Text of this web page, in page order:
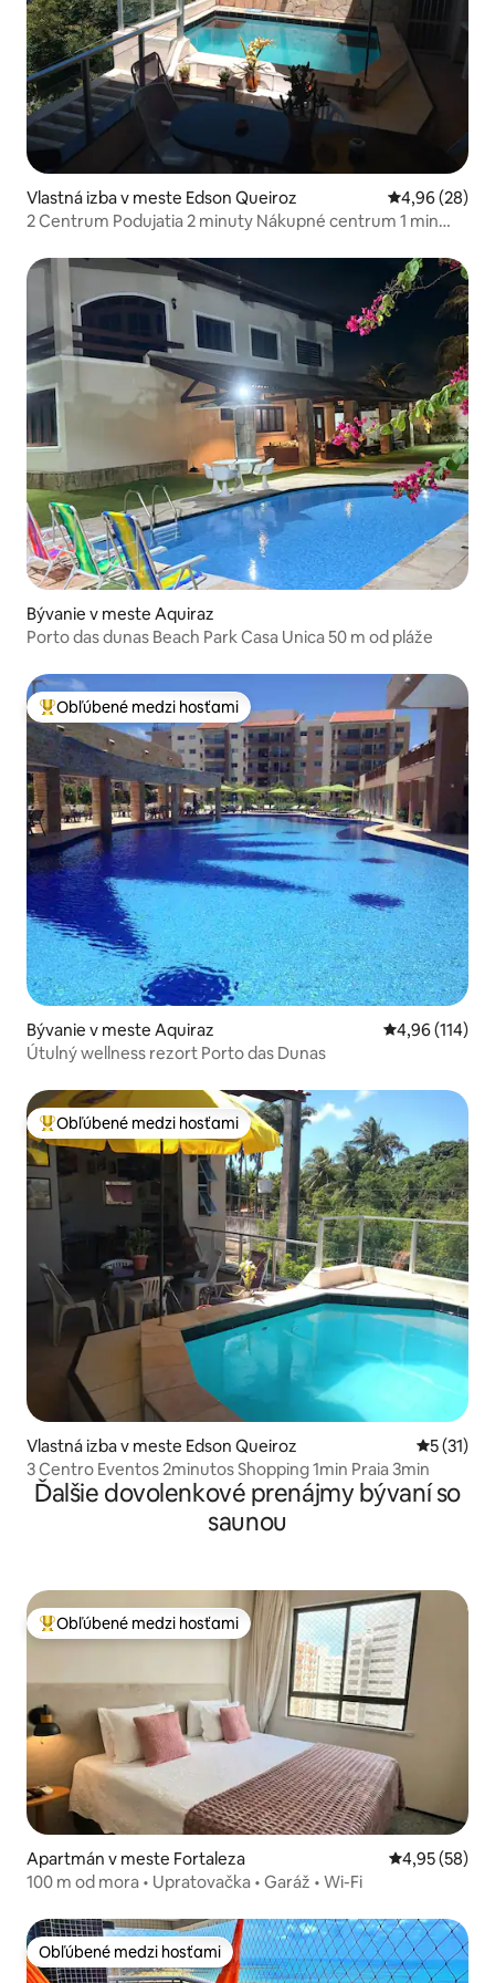
Vlastná izba v meste Edson Queiroz Priemerné
4,96 (28)
2 Centrum Podujatia 2 minuty Nákupné centrum 1 min
Bývanie v meste Aquiraz
Porto das dunas Beach Park Casa Unica 50 m od pláže
Najobľúbenejšie medzi hosťami
Obľúbené medzi hosťami
Bývanie v meste Aquiraz Priemerné
4,96 (114)
Útulný wellness rezort Porto das Dunas
Najobľúbenejšie medzi hosťami
Obľúbené medzi hosťami
Vlastná izba v meste Edson Queiroz
5 (31)
3 Centro Eventos 2minutos Shopping 1min Praia 3min
Ďalšie dovolenkové prenájmy bývaní so
saunou
Najobľúbenejšie medzi hosťami
Obľúbené medzi hosťami
Apartmán v meste Fortaleza Priemerné
4,95 (58)
100 m od mora • Upratovačka • Garáž • Wi-Fi
Obľúbené medzi hosťami
Obľúbené medzi hosťami